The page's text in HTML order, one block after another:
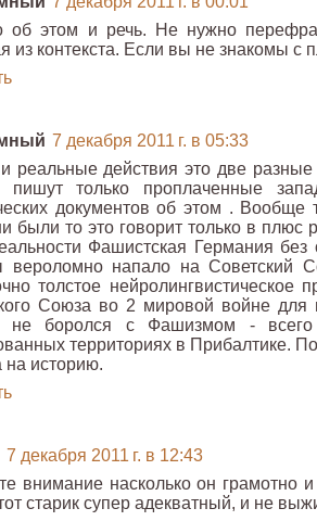
об этом и речь. Не нужно
из контекста. Если вы не знакомы
7 декабря 2011 г. в 05:33
реальные действия это две
пишут только проплаченные
документов об этом .
были то это говорит только в плюс
Фашистская Германия
вероломно напало на
толстое нейролингвистическое
Союза во 2 мировой войне для
не боролся с Фашизмом -
территориях в Прибалтике.
на историю.
7 декабря 2011 г. в 12:43
внимание насколько он грамотно
старик супер адекватный, и не